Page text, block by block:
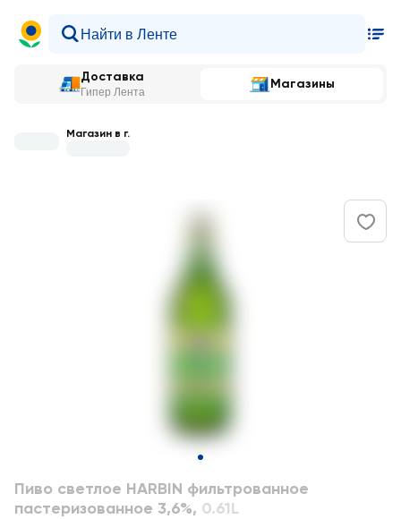
Доставка
Гипер Лента
Магазины
Магазин в г.
Пиво светлое HARBIN фильтрованное
пастеризованное 3,6%, 0.61L